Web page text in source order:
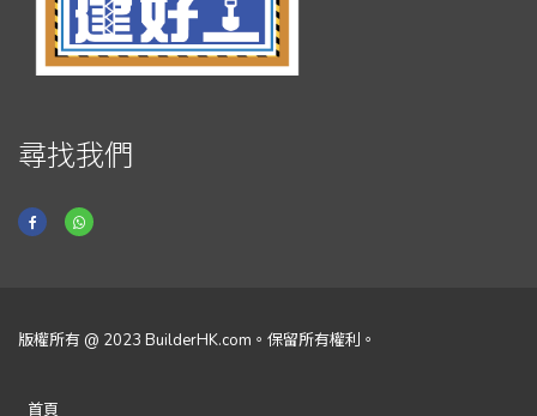
尋找我們
版權所有 @ 2023 BuilderHK.com。保留所有權利。
首頁